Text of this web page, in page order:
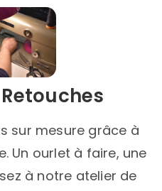
sur mesure grâce à
Un ourlet à faire, une
à notre atelier de